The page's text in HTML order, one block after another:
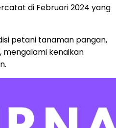
di Februari 2024 yang
petani tanaman pangan,
mengalami kenaikan